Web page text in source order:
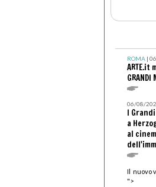
ROMA|
ARTE.it
GRANDI
06/08/
I
a
al
Il nuovo
">